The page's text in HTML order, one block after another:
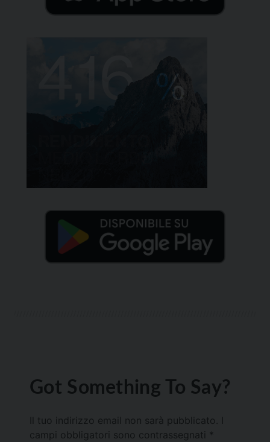
Got Something To Say?
Il tuo indirizzo email non sarà pubblicato.
campi obbligatori sono contrassegnati *